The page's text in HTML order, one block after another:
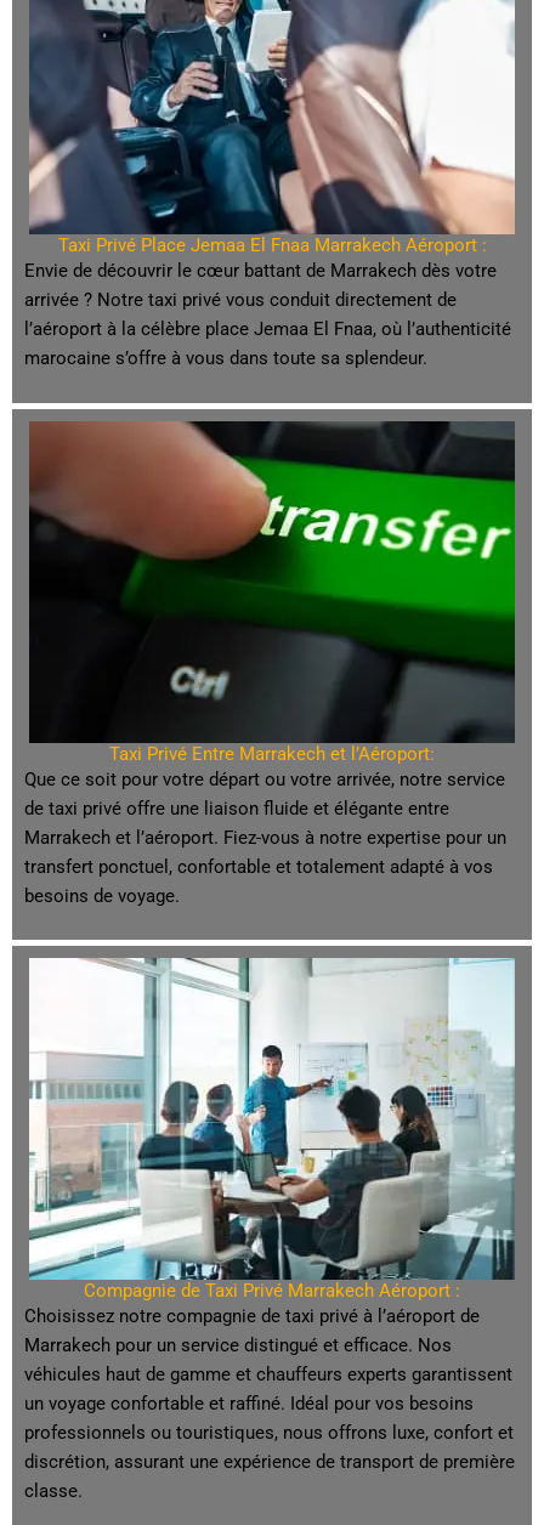
Taxi Privé Place Jemaa El Fnaa Marrakech Aéroport :
Envie de découvrir le cœur battant de Marrakech dès votre
arrivée ? Notre taxi privé vous conduit directement de
l’aéroport à la célèbre place Jemaa El Fnaa, où l’authenticité
marocaine s’offre à vous dans toute sa splendeur.
Taxi Privé Entre Marrakech et l’Aéroport:
Que ce soit pour votre départ ou votre arrivée, notre service
de taxi privé offre une liaison fluide et élégante entre
Marrakech et l’aéroport. Fiez-vous à notre expertise pour un
transfert ponctuel, confortable et totalement adapté à vos
besoins de voyage.
Compagnie de Taxi Privé Marrakech Aéroport :
Choisissez notre compagnie de taxi privé à l’aéroport de
Marrakech pour un service distingué et efficace. Nos
véhicules haut de gamme et chauffeurs experts garantissent
un voyage confortable et raffiné. Idéal pour vos besoins
professionnels ou touristiques, nous offrons luxe, confort et
discrétion, assurant une expérience de transport de première
classe.